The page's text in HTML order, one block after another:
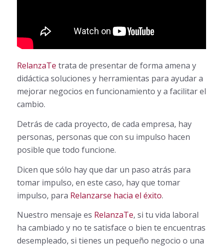
RelanzaTe trata de presentar de forma amena y
didáctica soluciones y herramientas para ayudar a
mejorar negocios en funcionamiento y a facilitar el
cambio.
Detrás de cada proyecto, de cada empresa, hay
personas, personas que con su impulso hacen
posible que todo funcione.
Dicen que sólo hay que dar un paso atrás para
tomar impulso, en este caso, hay que tomar
impulso, para Relanzarse hacia el éxito.
Nuestro mensaje es RelanzaTe, si tu vida laboral
ha cambiado y no te satisface o bien te encuentras
desempleado, si tienes un pequeño negocio o una